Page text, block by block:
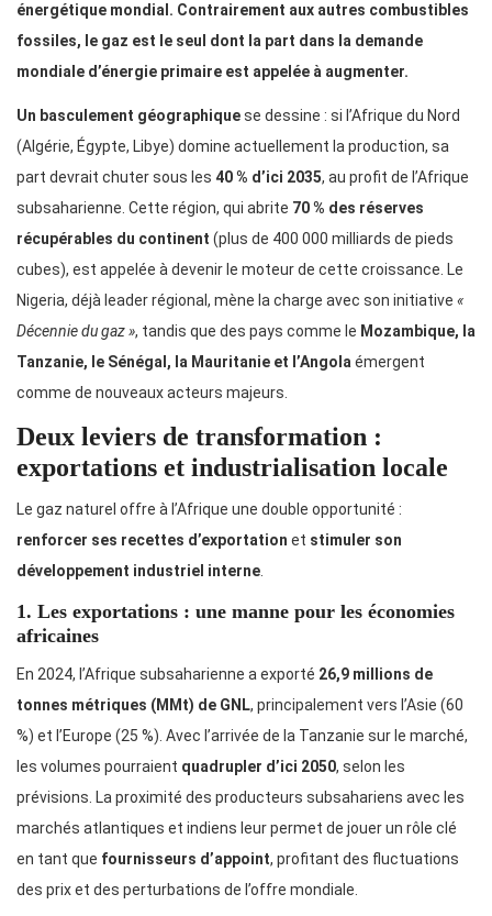
énergétique mondial. Contrairement aux autres combustibles
fossiles, le gaz est le seul dont la part dans la demande
mondiale d’énergie primaire est appelée à augmenter.
Un basculement géographiquese dessine : si l’Afrique du Nord
(Algérie, Égypte, Libye) domine actuellement la production, sa
part devrait chuter sous les 40 % d’ici 2035, au profit de l’Afrique
subsaharienne. Cette région, qui abrite 70 % des réserves
récupérables du continent (plus de 400 000 milliards de pieds
cubes), est appelée à devenir le moteur de cette croissance. Le
Nigeria, déjà leader régional, mène la charge avec son initiative «
Décennie du gaz », tandis que des pays comme le Mozambique, la
Tanzanie, le Sénégal, la Mauritanie et l’Angolaémergent
comme de nouveaux acteurs majeurs.
Deux leviers de transformation :
exportations et industrialisation locale
Le gaz naturel offre à l’Afrique une double opportunité :
renforcer ses recettes d’exportation et stimuler son
développement industriel interne.
1. Les exportations : une manne pour les économies
africaines
En 2024, l’Afrique subsaharienne a exporté 26,9 millions de
tonnes métriques (MMt) de GNL, principalement vers l’Asie (60
%) et l’Europe (25 %). Avec l’arrivée de la Tanzanie sur le marché,
les volumes pourraient quadrupler d’ici 2050, selon les
prévisions. La proximité des producteurs subsahariens avec les
marchés atlantiques et indiens leur permet de jouer un rôle clé
en tant que fournisseurs d’appoint, profitant des fluctuations
des prix et des perturbations de l’offre mondiale.